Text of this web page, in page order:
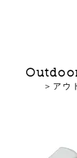
＞アウ